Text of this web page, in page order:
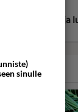
tähtimerkkisi ja
sinulle